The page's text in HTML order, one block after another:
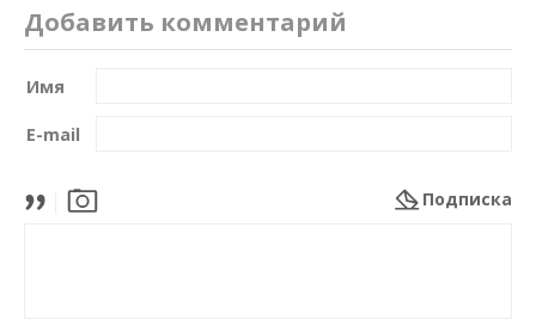
Добавить комментарий
Имя
E-mail
Подписка